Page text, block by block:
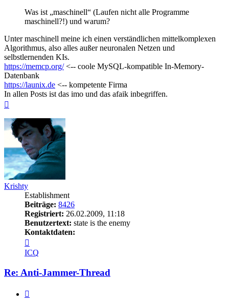
Was ist „maschinell“ (Laufen nicht alle Programme
maschinell?!) und warum?
Unter maschinell meine ich einen verständlichen mittelkomplexen
Algorithmus, also alles außer neuronalen Netzen und
selbstlernenden KIs.
https://memcp.org/<-- coole MySQL-kompatible In-Memory-
Datenbank
https://launix.de <-- kompetente Firma
In allen Posts ist das imo und das afaik inbegriffen.
Krishty
Establishment
Beiträge: 8426
Registriert: 26.02.2009, 11:18
Benutzertext: state is the enemy
Kontaktdaten:
von
Krishty
ICQ
Re: Anti-Jammer-Thread